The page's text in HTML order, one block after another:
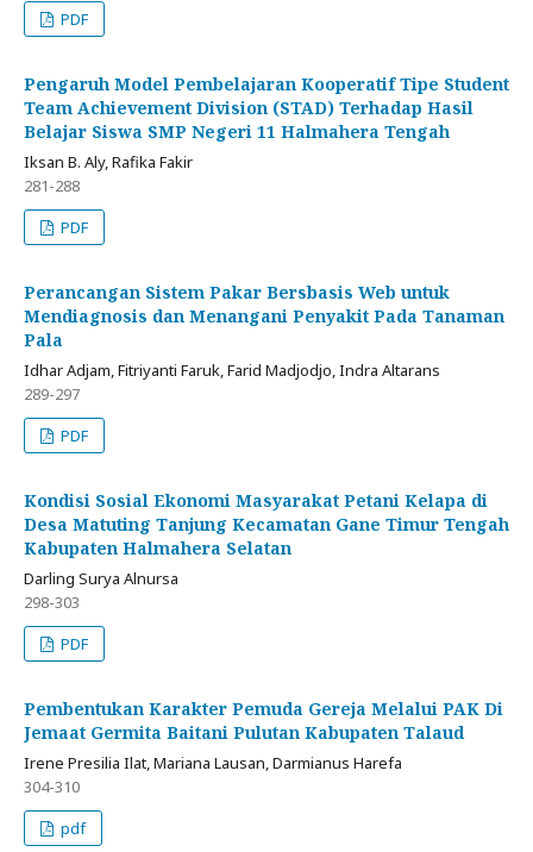
PDF
Pengaruh Model Pembelajaran Kooperatif Tipe Student
Team Achievement Division (STAD) Terhadap Hasil
Belajar Siswa SMP Negeri 11 Halmahera Tengah
Iksan B. Aly, Rafika Fakir
281-288
PDF
Perancangan Sistem Pakar Bersbasis Web untuk
Mendiagnosis dan Menangani Penyakit Pada Tanaman
Pala
Idhar Adjam, Fitriyanti Faruk, Farid Madjodjo, Indra Altarans
289-297
PDF
Kondisi Sosial Ekonomi Masyarakat Petani Kelapa di
Desa Matuting Tanjung Kecamatan Gane Timur Tengah
Kabupaten Halmahera Selatan
Darling Surya Alnursa
298-303
PDF
Pembentukan Karakter Pemuda Gereja Melalui PAK Di
Jemaat Germita Baitani Pulutan Kabupaten Talaud
Irene Presilia Ilat, Mariana Lausan, Darmianus Harefa
304-310
pdf